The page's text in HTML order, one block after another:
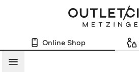
Online Shop
Menü